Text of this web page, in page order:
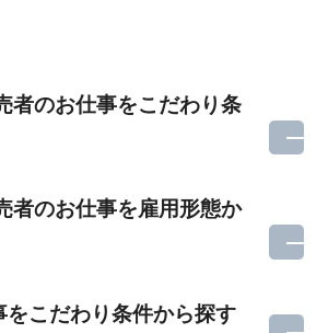
者のお仕事をこだわり条
者のお仕事を雇用形態か
をこだわり条件から探す